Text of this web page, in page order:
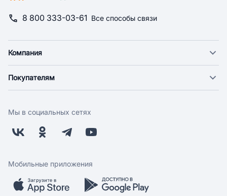
8 800 333-03-61 Все способы связи
Компания
Новости
Поставщикам
Заводчикам
Обратная связь
Покупателям
Оплата
Бонусная программа
Скидки и акции
Мобильное приложение
Мы в социальных сетях
Мобильные приложения